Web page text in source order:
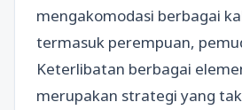
mengakomodasi berbagai
termasuk perempuan,
Keterlibatan berbagai
merupakan strategi yang